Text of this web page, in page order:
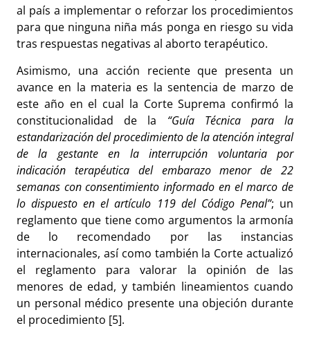
al país a implementar o reforzar los procedimientos
para que ninguna niña más ponga en riesgo su vida
tras respuestas negativas al aborto terapéutico.
Asimismo, una acción reciente que presenta un
avance en la materia es la sentencia de marzo de
este año en el cual la Corte Suprema confirmó la
constitucionalidad de la “Guía Técnica para la
estandarización del procedimiento de la atención integral
de la gestante en la interrupción voluntaria por
indicación terapéutica del embarazo menor de 22
semanas con consentimiento informado en el marco de
lo dispuesto en el artículo 119 del Código Penal”; un
reglamento que tiene como argumentos la armonía
de lo recomendado por las instancias
internacionales, así como también la Corte actualizó
el reglamento para valorar la opinión de las
menores de edad, y también lineamientos cuando
un personal médico presente una objeción durante
el procedimiento [5].